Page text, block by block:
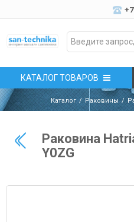
КАТАЛОГ ТОВАРОВ
Каталог Раковины
Раковина
Y0ZG